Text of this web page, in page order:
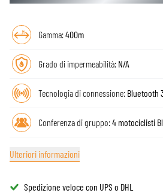
Gamma:400m
Grado di impermeabilità: N/A
Tecnologia di connessione: Bluetooth
Conferenza di gruppo:4 motociclisti
Ulteriori informazioni
Spedizione veloce con UPS o DHL